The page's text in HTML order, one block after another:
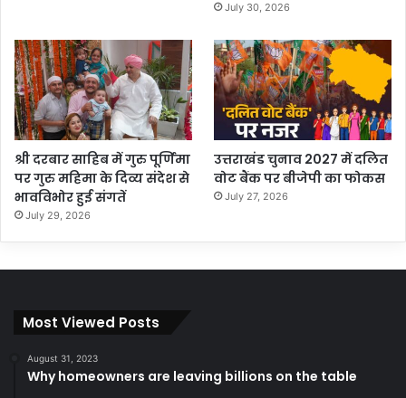
July 30, 2026
श्री दरबार साहिब में गुरु पूर्णिमा
पर गुरु महिमा के दिव्य संदेश से
भावविभोर हुई संगतें
July 29, 2026
उत्तराखंड चुनाव 2027 में दलित
वोट बैंक पर बीजेपी का फोकस
July 27, 2026
Most Viewed Posts
August 31, 2023
Why homeowners are leaving billions on the table